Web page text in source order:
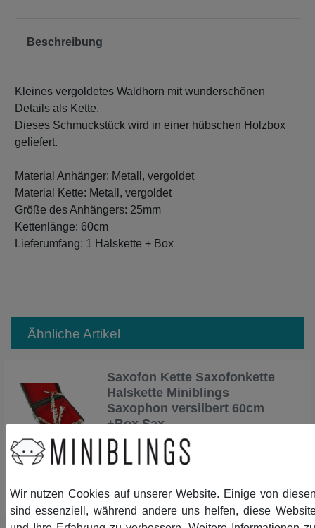
Beschreibung
Kleines vergoldetes Waldhorn mit wunderschönen
Details als Kette.
Dieses Schmuckstück wird in einer hübschen Holzbox
geliefert.
Material Anhänger: Metall, vergoldet
Material Kette: Metall, vergoldet
Größe des Anhängers: 25mm
Kettenlänge: 60cm
Lieferumfang: 1 Halskette + Box
Ähnliche Artikel
Saxofon Kette Saxofonkette
Halskette Miniblings
Saxophon versilbert 60cm
+Box Sax
32,39 € *
* inkl. ges. MwSt.zzgl.Versandkosten
Wir nutzen Cookies auf unserer Website. Einige von
sind essenziell, während andere uns helfen, diese